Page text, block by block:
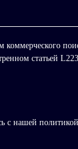
коммерческого
статьей
с нашей политикой